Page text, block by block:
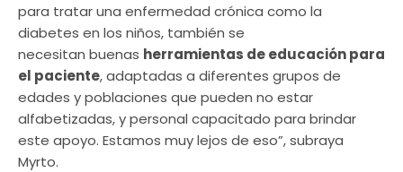
para tratar una enfermedad crónica como la
diabetes en los niños, también se
necesitan buenas herramientas de educación para
el paciente, adaptadas a diferentes grupos de
edades y poblaciones que pueden no estar
alfabetizadas, y personal capacitado para brindar
este apoyo. Estamos muy lejos de eso”, subraya
Myrto.